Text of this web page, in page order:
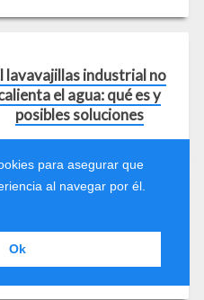
lavavajillas industrial no
el agua: qué es y
posibles soluciones
Descubre cuál
para asegurar que
al navegar por él.
Ok